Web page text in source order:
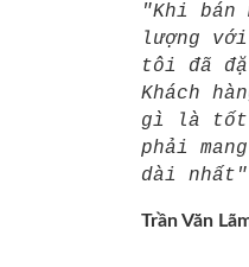
"Khi bán
lượng
tôi đã
Khách
gì là tốt
phải
dài nhất"
Trần Văn